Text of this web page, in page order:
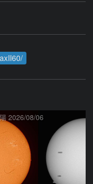
2026/08/06